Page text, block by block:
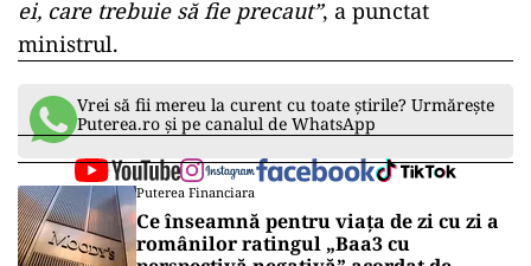
ei, care trebuie să fie precaut”, a punctat
ministrul.
Vrei să fii mereu la curent cu toate știrile? Urmărește
Puterea.ro și pe canalul de WhatsApp
Puterea Financiara
Ce înseamnă pentru viața de zi cu zi a
românilor ratingul „Baa3 cu